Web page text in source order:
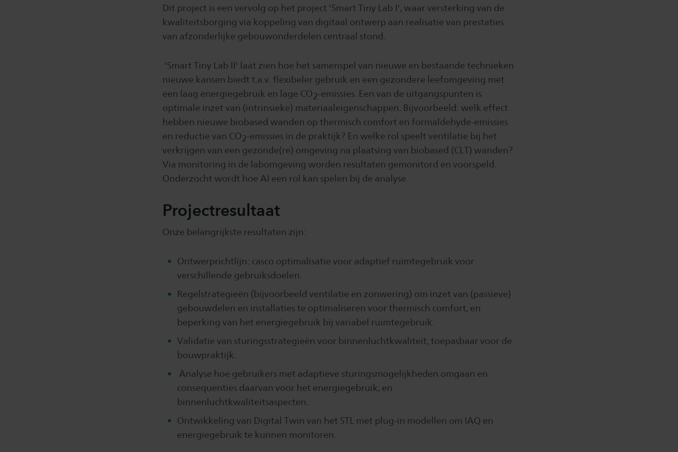
Dit project is een vervolg op het project 'Smart Tiny Lab I', waar versterking van de
kwaliteitsborging via koppeling van digitaal ontwerp aan realisatie van prestaties
van afzonderlijke gebouwonderdelen centraal stond.
'Smart Tiny Lab II' laat zien hoe het samenspel van nieuwe en bestaande technieken
nieuwe kansen biedt t.a.v. flexibeler gebruik en een gezondere leefomgeving met
een laag energiegebruik en lage CO2-emissies. Een van de uitgangspunten is
optimale inzet van (intrinsieke) materiaaleigenschappen. Bijvoorbeeld: welk effect
hebben nieuwe biobased wanden op thermisch comfort en formaldehyde-emissies
en reductie van CO2-emissies in de praktijk? En welke rol speelt ventilatie bij het
verkrijgen van een gezonde(re) omgeving na plaatsing van biobased (CLT) wanden?
Via monitoring in de labomgeving worden resultaten gemonitord en voorspeld.
Onderzocht wordt hoe AI een rol kan spelen bij de analyse.
Projectresultaat
Onze belangrijkste resultaten zijn:
Ontwerprichtlijn: casco optimalisatie voor adaptief ruimtegebruik voor
verschillende gebruiksdoelen.
Regelstrategieën (bijvoorbeeld ventilatie en zonwering) om inzet van (passieve)
gebouwdelen en installaties te optimaliseren voor thermisch comfort, en
beperking van het energiegebruik bij variabel ruimtegebruik.
Validatie van sturingsstrategieën voor binnenluchtkwaliteit, toepasbaar voor de
bouwpraktijk.
Analyse hoe gebruikers met adaptieve sturingsmogelijkheden omgaan en
consequenties daarvan voor het energiegebruik, en
binnenluchtkwaliteitsaspecten.
Ontwikkeling van Digital Twin van het STL met plug-in modellen om IAQ en
energiegebruik te kunnen monitoren.